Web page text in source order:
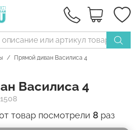
Прямой диван Василиса 4
Василиса 4
товар посмотрели 8раз